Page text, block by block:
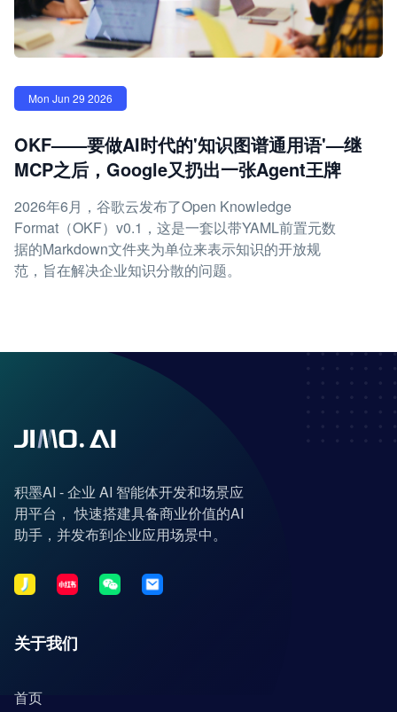
Mon Jun 29 2026
OKF——要做AI时代的'知识图谱通用语'—继
MCP之后，Google又扔出一张Agent王牌
2026年6月，谷歌云发布了Open Knowledge
Format（OKF）v0.1，这是一套以带YAML前置元数
据的Markdown文件夹为单位来表示知识的开放规
范，旨在解决企业知识分散的问题。
积墨AI - 企业 AI 智能体开发和场景应
用平台， 快速搭建具备商业价值的AI
助手，并发布到企业应用场景中。
关于我们
首页